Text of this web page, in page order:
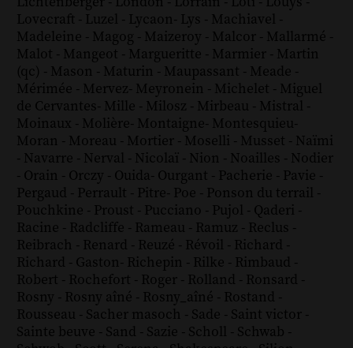
Lovecraft - Luzel - Lycaon- Lys - Machiavel -
Madeleine - Magog - Maizeroy - Malcor - Mallarmé -
Malot - Mangeot - Margueritte - Marmier - Martin
(qc) - Mason - Maturin - Maupassant - Meade -
Mérimée - Mervez- Meyronein - Michelet - Miguel
de Cervantes- Mille - Milosz - Mirbeau - Mistral -
Moinaux - Molière- Montaigne- Montesquieu-
Moran - Moreau - Mortier - Moselli - Musset - Naïmi
- Navarre - Nerval - Nicolaï - Nion - Noailles - Nodier
- Orain - Orczy - Ouida- Ourgant - Pacherie - Pavie -
Pergaud - Perrault - Pitre- Poe - Ponson du terrail -
Pouchkine - Proust - Pucciano - Pujol - Qaderi -
Racine - Radcliffe - Rameau - Ramuz - Reclus -
Reibrach - Renard - Reuzé - Révoil - Richard -
Richard - Gaston- Richepin - Rilke - Rimbaud -
Robert - Rochefort - Roger - Rolland - Ronsard -
Rosny - Rosny aîné - Rosny_aîné - Rostand -
Rousseau - Sacher masoch - Sade - Saint victor -
Sainte beuve - Sand - Sazie - Scholl - Schwab -